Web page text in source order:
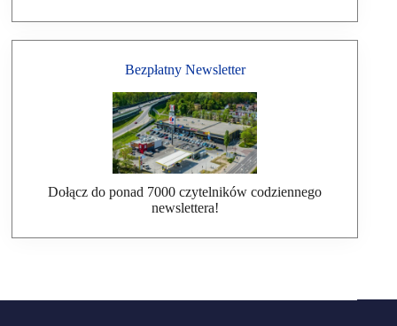
Bezpłatny Newsletter
Dołącz do ponad 7000 czytelników codziennego
newslettera!